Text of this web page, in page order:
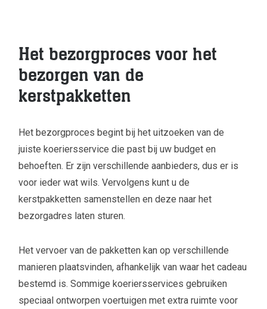
Het bezorgproces voor het
bezorgen van de
kerstpakketten
Het bezorgproces begint bij het uitzoeken van de
juiste koeriersservice die past bij uw budget en
behoeften. Er zijn verschillende aanbieders, dus er is
voor ieder wat wils. Vervolgens kunt u de
kerstpakketten samenstellen en deze naar het
bezorgadres laten sturen.
Het vervoer van de pakketten kan op verschillende
manieren plaatsvinden, afhankelijk van waar het cadeau
bestemd is. Sommige koeriersservices gebruiken
speciaal ontworpen voertuigen met extra ruimte voor